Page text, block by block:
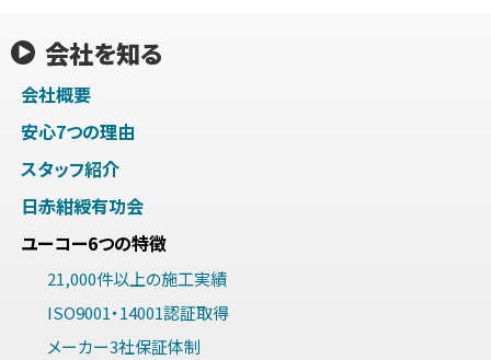
会社を知る
会社概要
安心7つの理由
スタッフ紹介
日赤紺綬有功会
ユーコー6つの特徴
21,000件以上の施工実績
ISO9001・14001認証取得
メーカー3社保証体制